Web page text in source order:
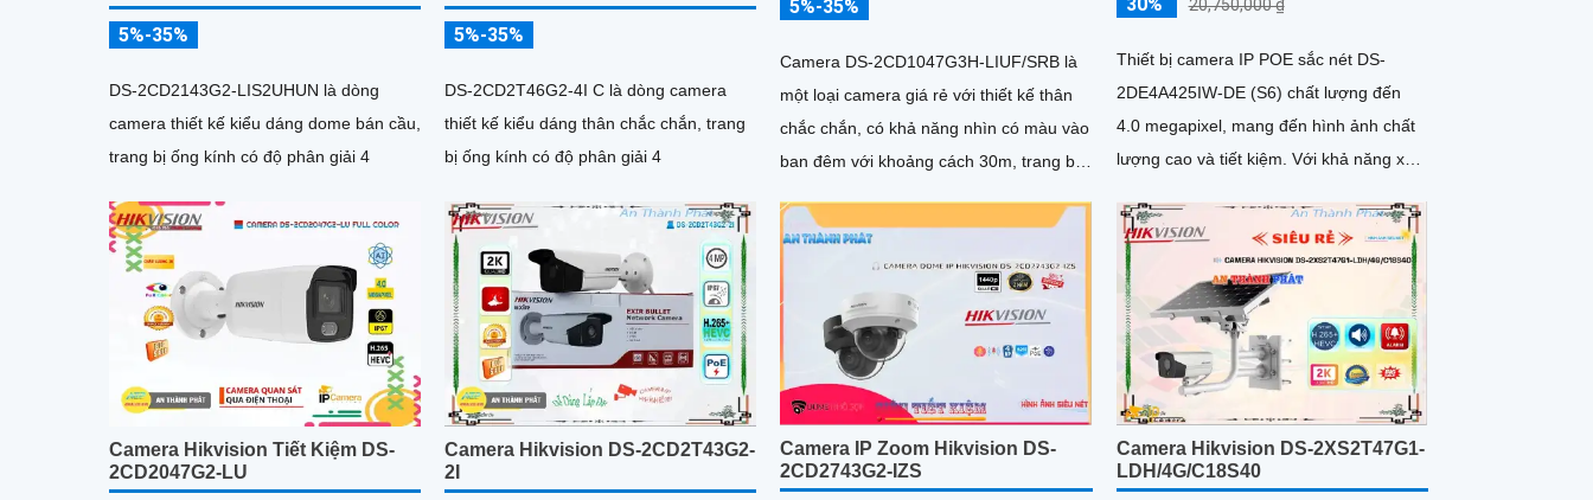
5%-35%
DS-2CD2143G2-LIS2UHUN là dòng
camera thiết kế kiểu dáng dome bán cầu,
trang bị ống kính có độ phân giải 4
5%-35%
DS-2CD2T46G2-4I C là dòng camera
thiết kế kiểu dáng thân chắc chắn, trang
bị ống kính có độ phân giải 4
5%-35%
Camera DS-2CD1047G3H-LIUF/SRB là
một loại camera giá rẻ với thiết kế thân
chắc chắn, có khả năng nhìn có màu vào
ban đêm với khoảng cách 30m, trang bị
trang bị công nghệ chống ngược sáng
30% 20,750,000 ₫
Thiết bị camera IP POE sắc nét DS-
2DE4A425IW-DE (S6) chất lượng đến
4.0 megapixel, mang đến hình ảnh chất
lượng cao và tiết kiệm. Với khả năng xem
Camera Hikvision Tiết Kiệm DS-
2CD2047G2-LU
Camera Hikvision DS-2CD2T43G2-
2I
Camera IP Zoom Hikvision DS-
2CD2743G2-IZS
Camera Hikvision DS-2XS2T47G1-
LDH/4G/C18S40